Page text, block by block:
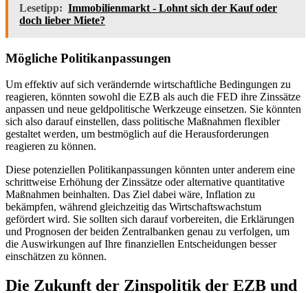
Lesetipp: Immobilienmarkt - Lohnt sich der Kauf oder
doch lieber Miete?
Mögliche Politikanpassungen
Um effektiv auf sich verändernde wirtschaftliche Bedingungen zu
reagieren, könnten sowohl die EZB als auch die FED ihre Zinssätze
anpassen und neue geldpolitische Werkzeuge einsetzen. Sie könnten
sich also darauf einstellen, dass politische Maßnahmen flexibler
gestaltet werden, um bestmöglich auf die Herausforderungen
reagieren zu können.
Diese potenziellen Politikanpassungen könnten unter anderem eine
schrittweise Erhöhung der Zinssätze oder alternative quantitative
Maßnahmen beinhalten. Das Ziel dabei wäre, Inflation zu
bekämpfen, während gleichzeitig das Wirtschaftswachstum
gefördert wird. Sie sollten sich darauf vorbereiten, die Erklärungen
und Prognosen der beiden Zentralbanken genau zu verfolgen, um
die Auswirkungen auf Ihre finanziellen Entscheidungen besser
einschätzen zu können.
Die Zukunft der Zinspolitik der EZB und